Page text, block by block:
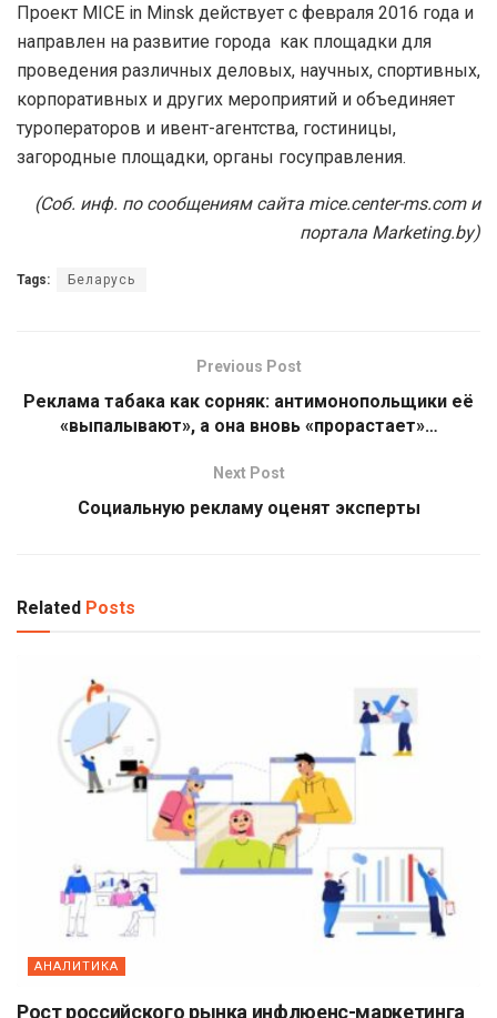
Проект MICE in Minsk действует с февраля 2016 года и
направлен на развитие города как площадки для
проведения различных деловых, научных, спортивных,
корпоративных и других мероприятий и объединяет
туроператоров и ивент-агентства, гостиницы,
загородные площадки, органы госуправления.
(Соб. инф. по сообщениям сайта mice.center-ms.com и
портала Marketing.by)
Tags: Беларусь
Previous Post
Реклама табака как сорняк: антимонопольщики её
«выпалывают», а она вновь «прорастает»…
Next Post
Социальную рекламу оценят эксперты
Related Posts
АНАЛИТИКА
Рост российского рынка инфлюенс-маркетинга